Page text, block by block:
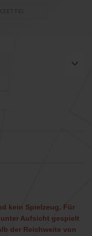
kein Spielzeug. Für
Aufsicht gespielt
der Reichweite von